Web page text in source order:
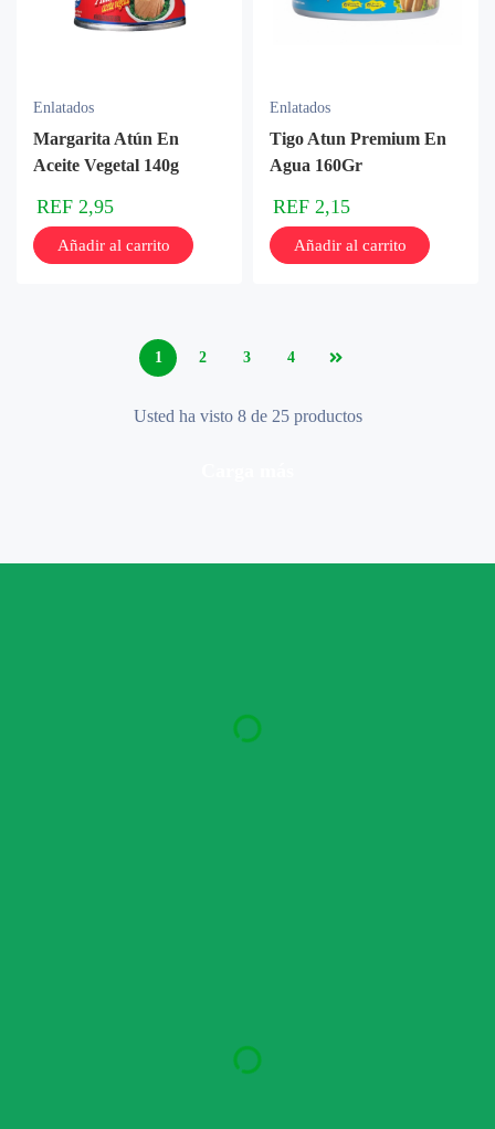
Enlatados
Margarita Atún En
Aceite Vegetal 140g
REF 2,95
Añadir al carrito
Enlatados
Tigo Atun Premium En
Agua 160Gr
REF 2,15
Añadir al carrito
1 2 3 4
Usted ha visto 8 de 25 productos